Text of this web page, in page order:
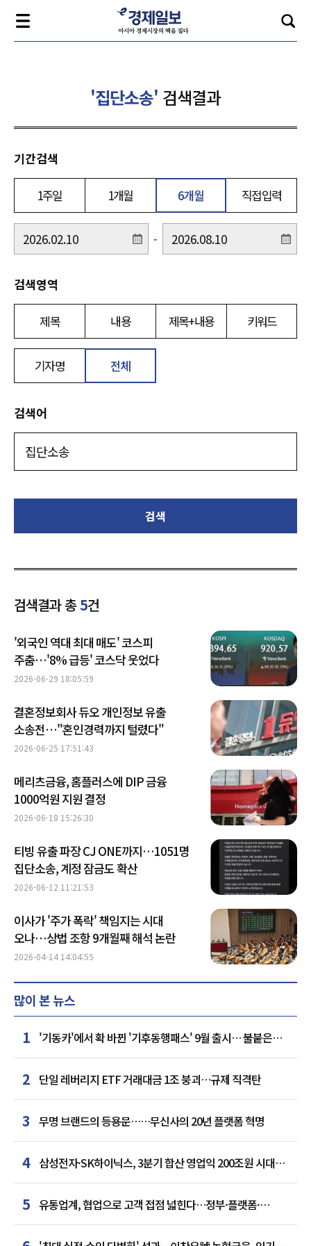
'집단소송' 검색결과
기간검색
1주일 1개월 6개월 직접입력
-
검색영역
제목 내용 제목+내용 키워드
기자명 전체
검색어
검색
검색결과 총5건
'외국인 역대 최대 매도' 코스피
주춤…'8% 급등' 코스닥 웃었다
2026-06-29 18:05:59
결혼정보회사 듀오 개인정보 유출
소송전…"혼인경력까지 털렸다"
2026-06-25 17:51:43
메리츠금융, 홈플러스에 DIP 금융
1000억원 지원 결정
2026-06-18 15:26:30
티빙 유출 파장 CJ ONE까지…1051명
집단소송, 계정 잠금도 확산
2026-06-12 11:21:53
이사가 '주가 폭락' 책임지는 시대
오나…상법 조항 9개월째 해석 논란
2026-04-14 14:04:55
많이 본 뉴스
1 '기동카'에서 확 바뀐 '기후동행패스' 9월 출시… 불붙은
카드사 경쟁
2 단일 레버리지 ETF 거래대금 1조 붕괴…규제 직격탄
3 무명 브랜드의 등용문……무신사의 20년 플랫폼 혁명
4 삼성전자·SK하이닉스, 3분기 합산 영업익 200조원 시대
여나…中 추격은 부담
5 유통업계, 협업으로 고객 접점 넓힌다…정부·플랫폼·
인플루언서와 맞손